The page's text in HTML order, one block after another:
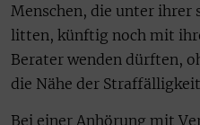
Menschen, die unter ihrer
litten, künftig noch mit
Berater wenden dürften,
die Nähe der
Bei einer Anhörung mit